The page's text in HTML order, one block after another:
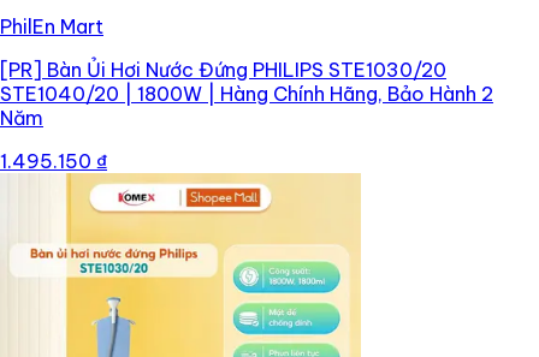
PhilEn Mart
[PR] Bàn Ủi Hơi Nước Đứng PHILIPS STE1030/20
STE1040/20 | 1800W | Hàng Chính Hãng, Bảo Hành 2
Năm
1.495.150 ₫